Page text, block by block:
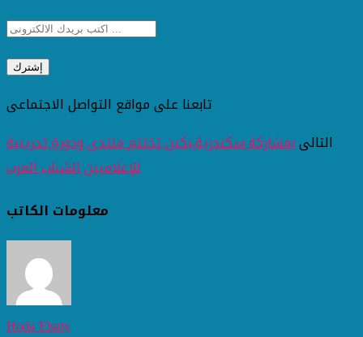
تابعنا على مواقع التواصل الاجتماعى
التالىبمشاركة سكندرية،بكين تختتم منتدى ودورة تدريبية
للإعلاميين الشباب العرب
معلومات الكاتب
Hoda Elsaty